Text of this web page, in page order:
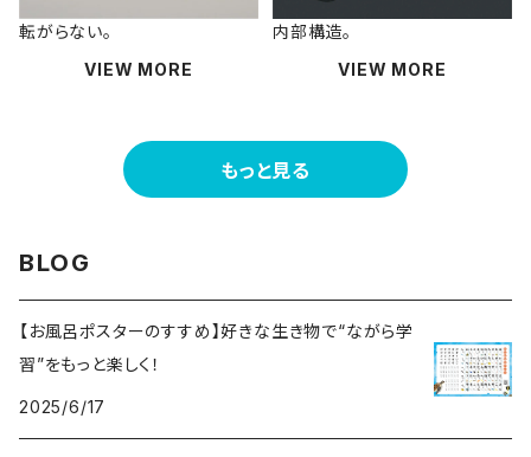
転がらない。
VIEW MORE
内部構造。
VIEW MORE
もっと見る
BLOG
【お風呂ポスターのすすめ】好きな生き物で“ながら学
習”をもっと楽しく！
2025/6/17